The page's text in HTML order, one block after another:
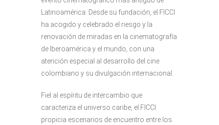
Latinoamérica. Desde su fundación, el FICCI
ha acogido y celebrado el riesgo y la
renovación de miradas en la cinematografía
de Iberoamérica y el mundo, con una
atención especial al desarrollo del cine
colombiano y su divulgación internacional.
Fiel al espíritu de intercambio que
caracteriza el universo caribe, el FICCI
propicia escenarios de encuentro entre los